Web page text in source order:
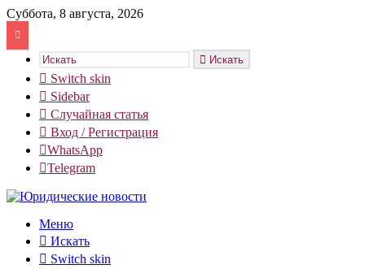
Суббота, 8 августа, 2026
Искать
Switch skin
Sidebar
Случайная статья
Вход / Регистрация
WhatsApp
Telegram
Меню
Искать
Switch skin